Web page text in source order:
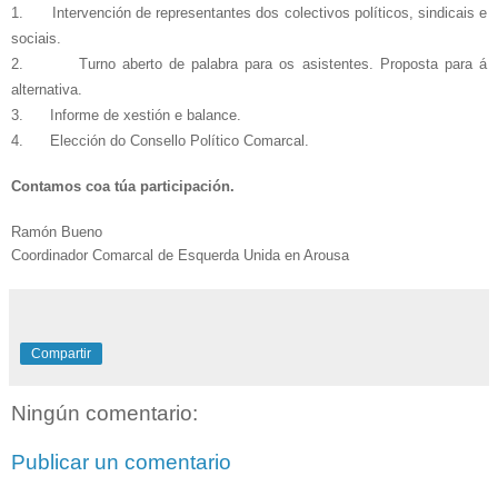
1.
Intervención de representantes dos colectivos políticos, sindicais e
sociais.
2.
Turno aberto de palabra para os asistentes. Proposta para á
alternativa.
3.
Informe de xestión e balance.
4.
Elección do Consello Político Comarcal.
Contamos coa túa participación.
Ramón Bueno
Coordinador Comarcal de Esquerda Unida en Arousa
Compartir
Ningún comentario:
Publicar un comentario